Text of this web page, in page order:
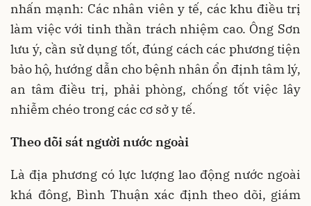
nhấn mạnh: Các nhân viên y tế, các khu điều trị
làm việc với tinh thần trách nhiệm cao. Ông Sơn
lưu ý, cần sử dụng tốt, đúng cách các phương tiện
bảo hộ, hướng dẫn cho bệnh nhân ổn định tâm lý,
an tâm điều trị, phải phòng, chống tốt việc lây
nhiễm chéo trong các cơ sở y tế.
Theo dõi sát người nước ngoài
Là địa phương có lực lượng lao động nước ngoài
khá đông, Bình Thuận xác định theo dõi, giám